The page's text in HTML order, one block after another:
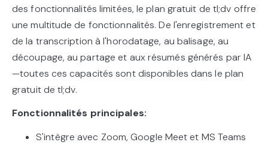
des fonctionnalités limitées, le plan gratuit de tl;dv offre
une multitude de fonctionnalités. De l'enregistrement et
de la transcription à l'horodatage, au balisage, au
découpage, au partage et aux résumés générés par IA
—toutes ces capacités sont disponibles dans le plan
gratuit de tl;dv.
Fonctionnalités principales:
S'intègre avec Zoom, Google Meet et MS Teams